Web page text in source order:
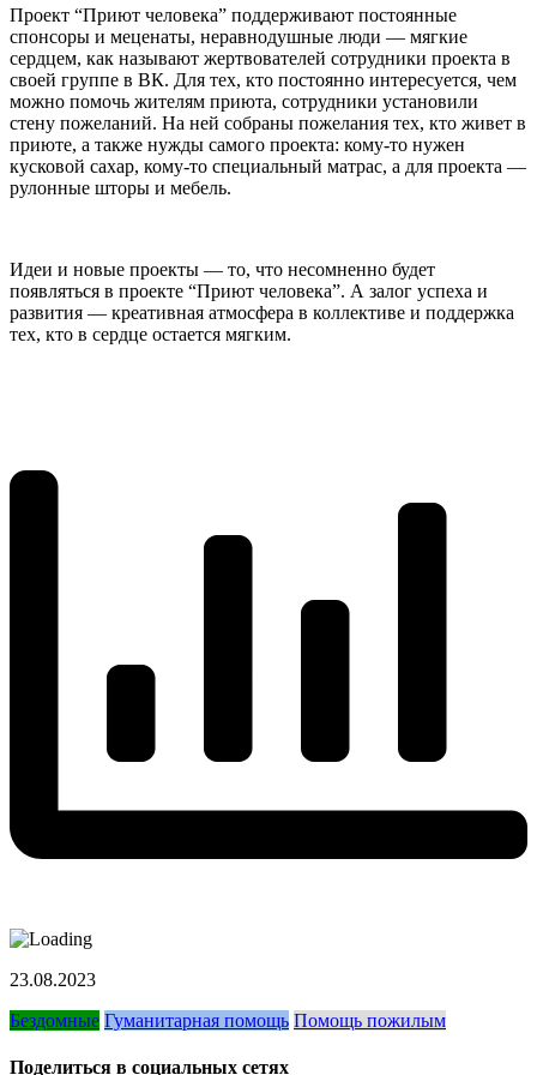
Проект “Приют человека” поддерживают постоянные
спонсоры и меценаты, неравнодушные люди — мягкие
сердцем, как называют жертвователей сотрудники проекта в
своей группе в ВК. Для тех, кто постоянно интересуется, чем
можно помочь жителям приюта, сотрудники установили
стену пожеланий. На ней собраны пожелания тех, кто живет в
приюте, а также нужды самого проекта: кому-то нужен
кусковой сахар, кому-то специальный матрас, а для проекта —
рулонные шторы и мебель.
Идеи и новые проекты — то, что несомненно будет
появляться в проекте “Приют человека”. А залог успеха и
развития — креативная атмосфера в коллективе и поддержка
тех, кто в сердце остается мягким.
23.08.2023
Бездомные Гуманитарная помощь Помощь пожилым
Поделиться в социальных сетях